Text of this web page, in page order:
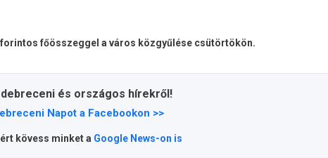
főösszeggel a város közgyűlése csütörtökön.
debreceni és országos hírekről!
Napot a Facebookon >>
kövess minket a Google News-on is